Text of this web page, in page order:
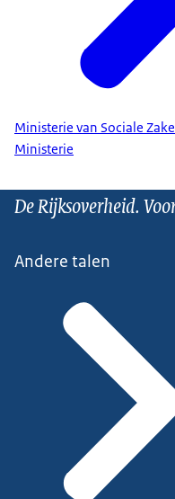
Ministerie van Sociale
Ministerie
De Rijksoverheid.
Andere talen